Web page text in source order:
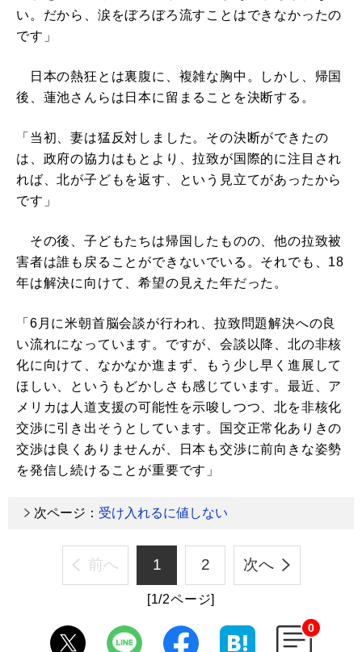
い。だから、涙をぼろぼろ流すことはできなかったの
です」
日本の熱狂とは裏腹に、複雑な胸中。しかし、帰国
後、蓮池さんらは日本に留まることを決断する。
「当初、妻は猛反対しました。その決断ができたの
は、政府の協力はもとより、拉致が国際的に注目され
れば、北が子どもを返す、という見立てがあったから
です」
その後、子どもたちは帰国したものの、他の拉致被
害者は誰も戻ることができないでいる。それでも、18
年は解決に向けて、希望の見えた年だった。
「6月に米朝首脳会談が行われ、拉致問題解決への良
い流れになっています。ですが、会談以降、北の非核
化に向けて、なかなか進まず、もう少し早く進展して
ほしい、というもどかしさも感じています。最近、ア
メリカは人道支援の可能性を示唆しつつ、北を非核化
交渉に引き出そうとしています。国交正常化ありきの
交渉は良くありませんが、日本も交渉に前向きな姿勢
を発信し続けることが重要です」
次ページ： 受け入れるに値しない
前へ 1 2 次へ
[1/2ページ]
0